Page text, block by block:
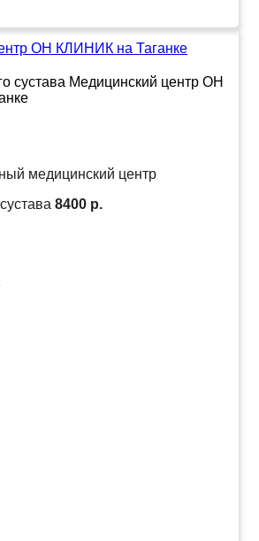
ОН КЛИНИК на Таганке
медицинский центр
8400 р.